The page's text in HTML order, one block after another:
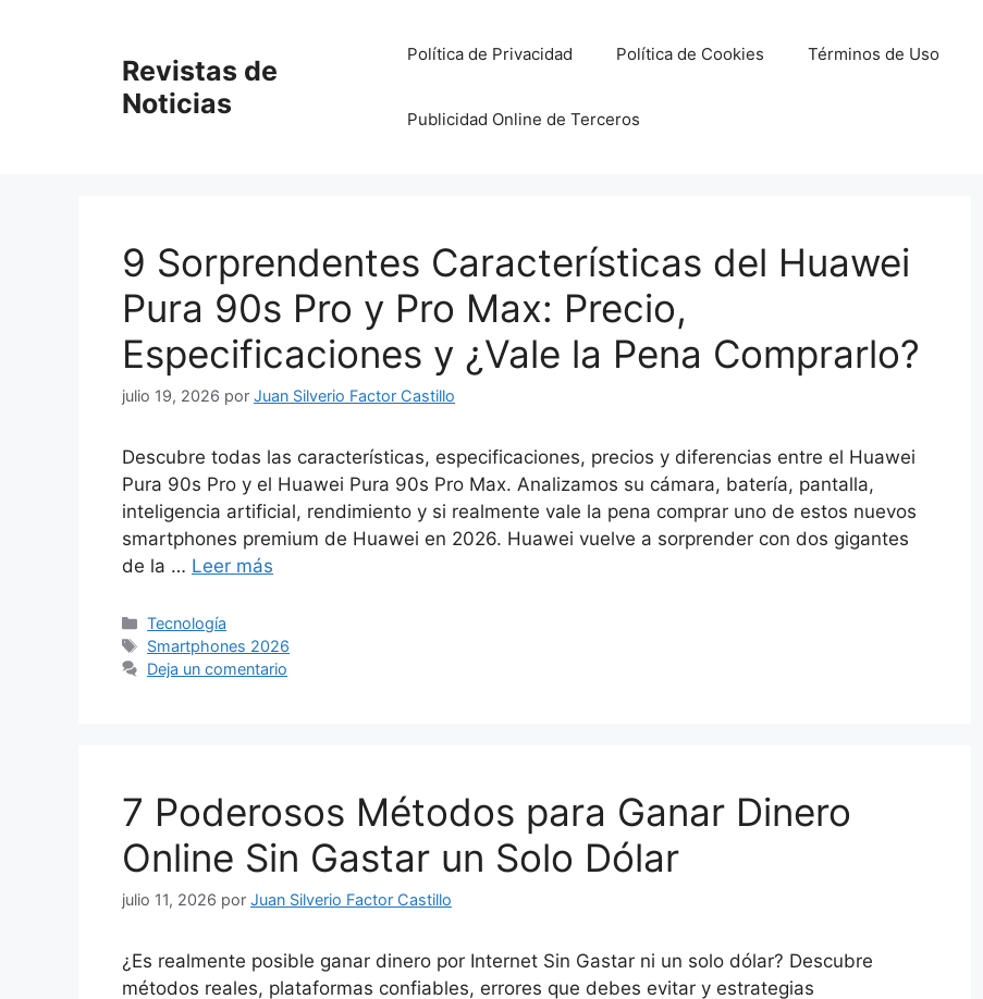
Revistas de
Noticias
Política de Privacidad Política de Cookies Términos de Uso
Publicidad Online de Terceros
9 Sorprendentes Características del Huawei
Pura 90s Pro y Pro Max: Precio,
Especificaciones y ¿Vale la Pena Comprarlo?
julio 19, 2026 por Juan Silverio Factor Castillo
Descubre todas las características, especificaciones, precios y diferencias entre el Huawei
Pura 90s Pro y el Huawei Pura 90s Pro Max. Analizamos su cámara, batería, pantalla,
inteligencia artificial, rendimiento y si realmente vale la pena comprar uno de estos nuevos
smartphones premium de Huawei en 2026. Huawei vuelve a sorprender con dos gigantes
de la … Leer más
Categorías
Tecnología
Etiquetas
Smartphones 2026
Deja un comentario
7 Poderosos Métodos para Ganar Dinero
Online Sin Gastar un Solo Dólar
julio 11, 2026 por Juan Silverio Factor Castillo
¿Es realmente posible ganar dinero por Internet Sin Gastar ni un solo dólar? Descubre
métodos reales, plataformas confiables, errores que debes evitar y estrategias